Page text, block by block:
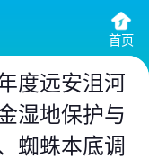
首页
度远安沮河
湿地保护与
蜘蛛本底调